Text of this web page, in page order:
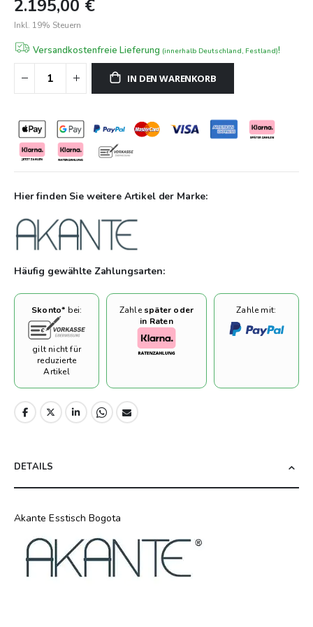
Design, Qualität und Anpassungsfähigkeit legen.. Entscheiden
Sie sich für Qualität und Stil mit dem Akante Esstisch Bogota
und kaufen Sie noch heute online ihren Lieblingstisch bei
SofaundCo.de! Passende Stühle finden Sie in unserer Akante-
oder WOOOD-Kollektion.
2.195,00 €
Inkl. 19% Steuern
Versandkostenfreie Lieferung (innerhalb Deutschland, Festland)!
IN DEN WARENKORB
Hier finden Sie weitere Artikel der Marke:
Häufig gewählte Zahlungsarten:
Skonto* bei:
gilt nicht für
reduzierte
Artikel
Zahlespäter oder
in Raten
Zahle mit:
DETAILS
Akante Esstisch Bogota